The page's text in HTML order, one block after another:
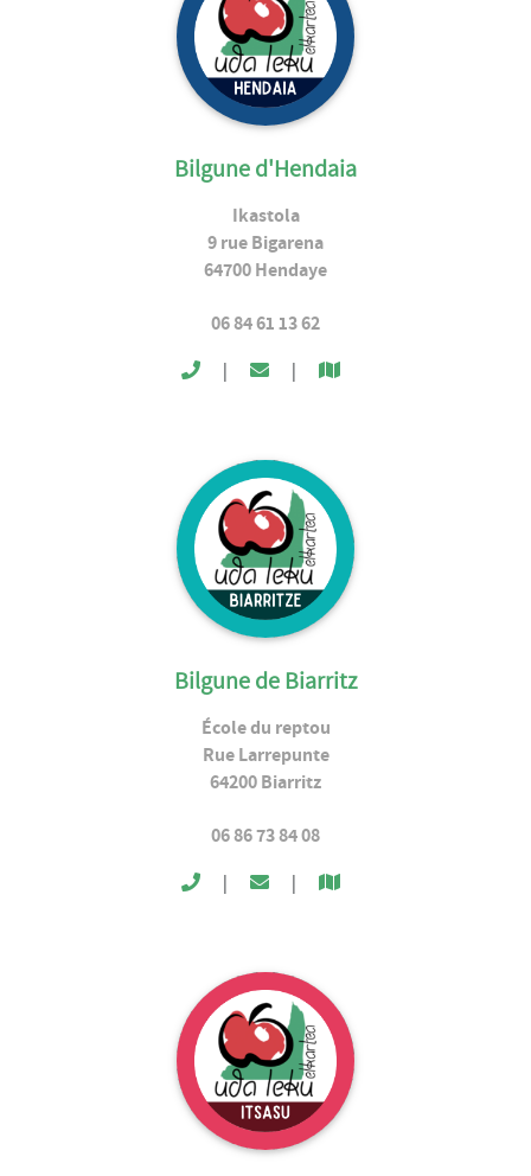
Bilgune d'Hendaia
Ikastola
9 rue Bigarena
64700Hendaye
06 84 61 13 62
| |
Bilgune de Biarritz
École du reptou
Rue Larrepunte
64200Biarritz
06 86 73 84 08
| |